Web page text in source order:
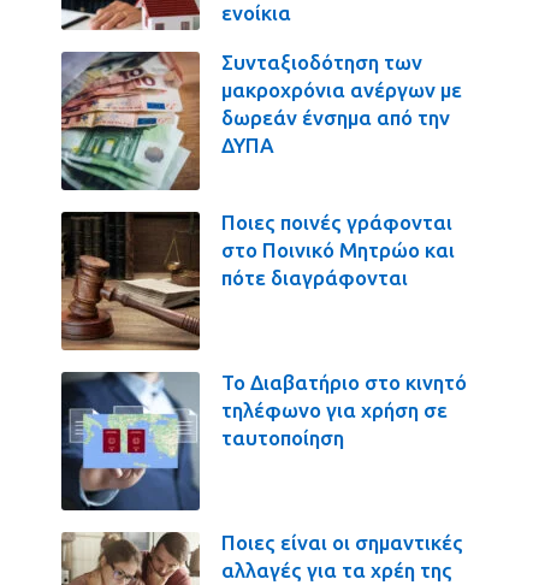
ενοίκια
Συνταξιοδότηση των
μακροχρόνια ανέργων με
δωρεάν ένσημα από την
ΔΥΠΑ
Ποιες ποινές γράφονται
στο Ποινικό Μητρώο και
πότε διαγράφονται
Το Διαβατήριο στο κινητό
τηλέφωνο για χρήση σε
ταυτοποίηση
Ποιες είναι οι σημαντικές
αλλαγές για τα χρέη της